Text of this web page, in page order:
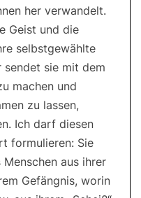
her verwandelt.
Geist und die
selbstgewählte
sendet sie mit dem
machen und
zu lassen,
Ich darf diesen
formulieren: Sie
aus ihrer
Gefängnis, worin